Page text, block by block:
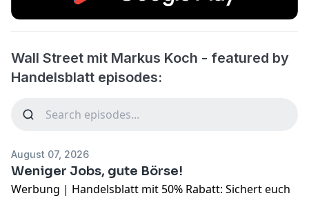
Wall Street mit Markus Koch - featured by
Handelsblatt episodes:
August 07, 2026
Weniger Jobs, gute Börse!
Werbung | Handelsblatt mit 50% Rabatt: Sichert euch